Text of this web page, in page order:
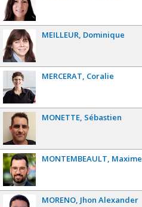
MEILLEUR Dominique
MERCERAT Coralie
MONETTE Sébastien
MONTEMBEAULT Maxime
MORENO Jhon Alexander